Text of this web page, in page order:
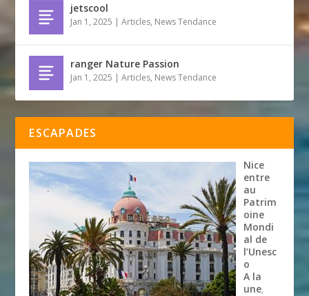
jetscool
Jan 1, 2025 |Articles, News Tendance
ranger Nature Passion
Jan 1, 2025 |Articles, News Tendance
ESCAPADES
Nice
entre
au
Patrim
oine
Mondi
al de
l’Unesc
o
A la
une,